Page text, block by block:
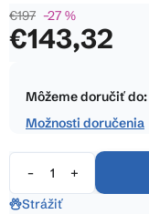
0,0
z
€197 –27 %
€143,32
cena:
Môžeme doručiť do:
Možnosti doručenia
Strážiť